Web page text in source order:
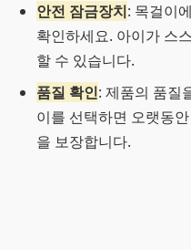
안전 잠금장치: 목걸이
확인하세요. 아이가 스
할 수 있습니다.
품질 확인: 제품의 품질
이를 선택하면 오랫동
을 보장합니다.